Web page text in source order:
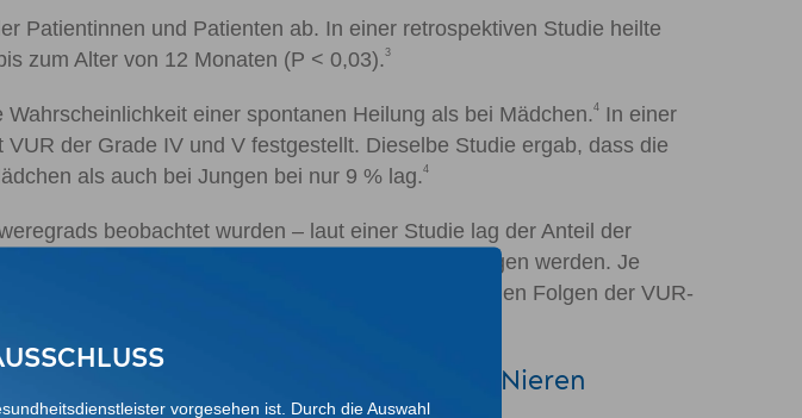
Patientinnen und Patienten ab. In einer retrospektiven Studie heilte
zum Alter von 12 Monaten (P < 0,03).3
einer spontanen Heilung als bei Mädchen.4 In einer
der Grade IV und V festgestellt. Dieselbe Studie ergab, dass die
als auch bei Jungen bei nur 9 % lag.4
beobachtet wurden – laut einer Studie lag der Anteil der
– kann nicht generell von einer Heilung ausgegangen werden. Je
wahrscheinlicher ist es, dass es unter langfristigen Folgen der VUR-
werden, um einer Schädigung der Nieren
vorgesehen ist. Durch die Auswahl